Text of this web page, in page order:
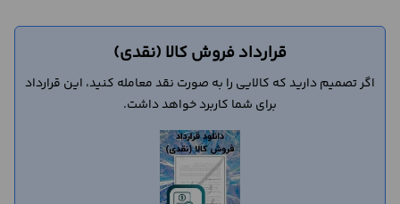
قرارداد فروش کالا (نقدی)
اگر تصمیم دارید که کالایی را به صورت نقد معامله کنید، این قرارداد
برای شما کاربرد خواهد داشت.